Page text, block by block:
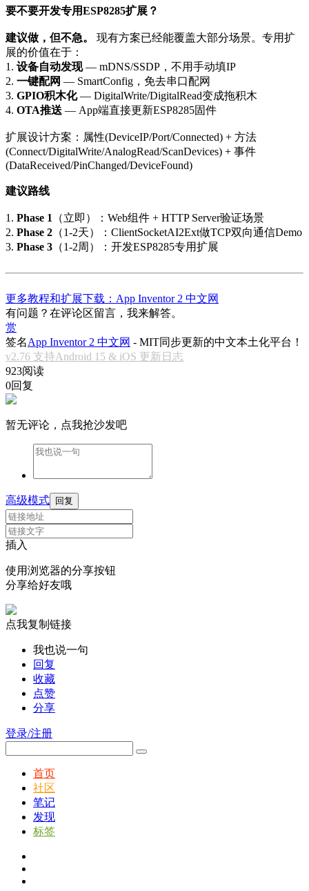
要不要开发专用ESP8285扩展？
建议做，但不急。
现有方案已经能覆盖大部分场景。专用扩
展的价值在于：
1. 设备自动发现— mDNS/SSDP，不用手动填IP
2. 一键配网 — SmartConfig，免去串口配网
3. GPIO积木化— DigitalWrite/DigitalRead变成拖积木
4. OTA推送 — App端直接更新ESP8285固件
扩展设计方案：属性(DeviceIP/Port/Connected) + 方法
(Connect/DigitalWrite/AnalogRead/ScanDevices) + 事件
(DataReceived/PinChanged/DeviceFound)
建议路线
1. Phase 1
（立即）：Web组件 + HTTP Server验证场景
2. Phase 2 （1-2天）：ClientSocketAI2Ext做TCP双向通信Demo
3. Phase 3 （1-2周）：开发ESP8285专用扩展
更多教程和扩展下载：App Inventor 2 中文网
有问题？在评论区留言，我来解答。
赏
签名App Inventor 2 中文网 - MIT同步更新的中文本土化平台！
v2.76 支持Android 15 & iOS 更新日志
923阅读
0回复
暂无评论，点我抢沙发吧
高级模式 回复
插入
使用浏览器的分享按钮
分享给好友哦
点我复制链接
我也说一句
回复
收藏
点赞
分享
登录/注册
首页
社区
笔记
发现
标签